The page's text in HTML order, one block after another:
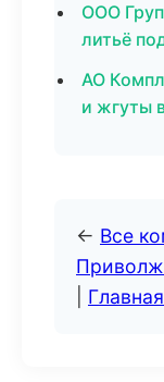
ООО
литьё
АО
и жгуты
← Все